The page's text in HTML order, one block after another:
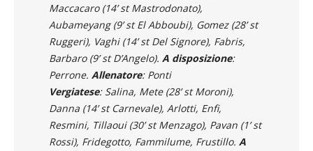
Maccacaro (14’ st Mastrodonato),
Aubameyang (9’ st El Abboubi), Gomez (28’ st
Ruggeri), Vaghi (14’ st Del Signore), Fabris,
Barbaro (9’ st D’Angelo). A disposizione:
Perrone. Allenatore: Ponti
Vergiatese: Salina, Mete (28’ st Moroni),
Danna (14’ st Carnevale), Arlotti, Enfi,
Resmini, Tillaoui (30’ st Menzago), Pavan (1’ st
Rossi), Fridegotto, Fammilume, Frustillo. A